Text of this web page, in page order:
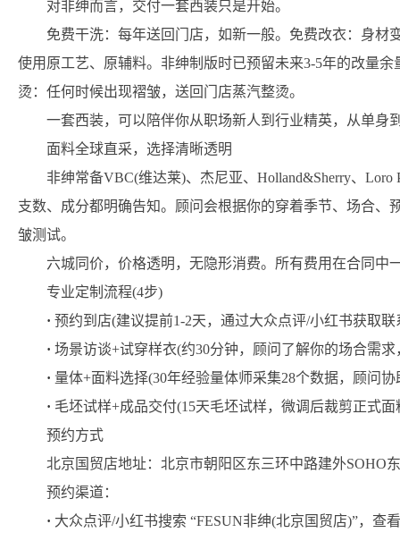
对非绅而言，交付一套西装只是开始。
免费干洗：每年送回门店，如新一般。 免费改衣：身材
使用原工艺、原辅料。非绅制版时已预留未来3-5年的改量
烫：任何时候出现褶皱，送回门店蒸汽整烫。
一套西装，可以陪伴你从职场新人到行业精英，从单身
面料全球直采，选择清晰透明
非绅常备VBC(维达莱)、杰尼亚、Holland&Sherry、
支数、成分都明确告知。顾问会根据你的穿着季节、场合、
皱测试。
六城同价，价格透明，无隐形消费。所有费用在合同中
专业定制流程(4步)
· 预约到店(建议提前1-2天，通过大众点评/小红书获取联
· 场景访谈+试穿样衣(约30分钟，顾问了解你的场合需
· 量体+面料选择(30年经验量体师采集28个数据，顾问
· 毛坯试样+成品交付(15天毛坯试样，微调后裁剪正式
预约方式
北京国贸店地址：北京市朝阳区东三环中路建外SOHO
预约渠道：
· 大众点评/小红书搜索 “FESUN非绅(北京国贸店)”，查